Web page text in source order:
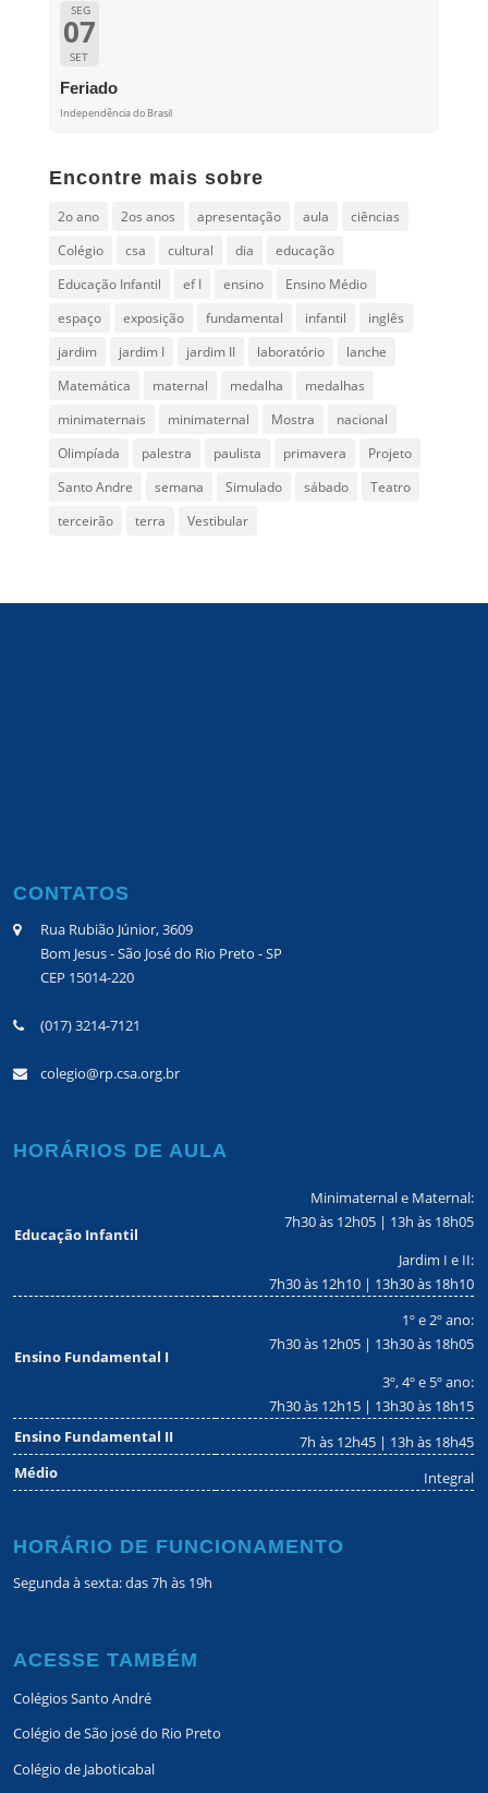
SEG
07
SET
Feriado
Independência do Brasil
Encontre mais sobre
2o ano 2os anos apresentação aula
ciências
Colégio
csa cultural dia
educação
Educação Infantil
ef I ensino
Ensino Médio
espaço
exposição fundamental infantil
inglês
jardim
jardim I jardim II laboratório
lanche
Matemática
maternal medalha
medalhas
minimaternais
minimaternal Mostra
nacional
Olimpíada
palestra paulista primavera
Projeto
Santo Andre
semana Simulado sábado
Teatro
terceirão
terra Vestibular
CONTATOS
Rua Rubião Júnior, 3609
Bom Jesus - São José do Rio Preto - SP
CEP 15014-220
(017) 3214-7121
colegio@rp.csa.org.br
HORÁRIOS DE AULA
Educação Infantil
Minimaternal e Maternal:
7h30 às 12h05 | 13h às 18h05
Jardim I e II:
7h30 às 12h10 | 13h30 às 18h10
Ensino Fundamental I
1º e 2º ano:
7h30 às 12h05 | 13h30 às 18h05
3º, 4º e 5º ano:
7h30 às 12h15 | 13h30 às 18h15
Ensino Fundamental II
7h às 12h45 | 13h às 18h45
Médio
Integral
HORÁRIO DE FUNCIONAMENTO
Segunda à sexta: das 7h às 19h
ACESSE TAMBÉM
Colégios Santo André
Colégio de São josé do Rio Preto
Colégio de Jaboticabal